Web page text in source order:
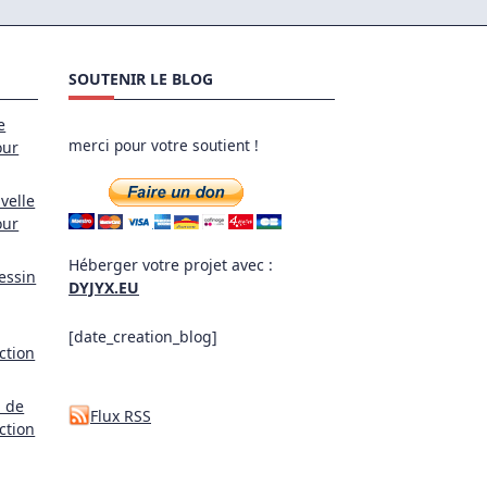
de
SOUTENIR LE BLOG
merci pour votre soutient !
Héberger votre projet avec :
DYJYX.EU
[date_creation_blog]
Flux RSS